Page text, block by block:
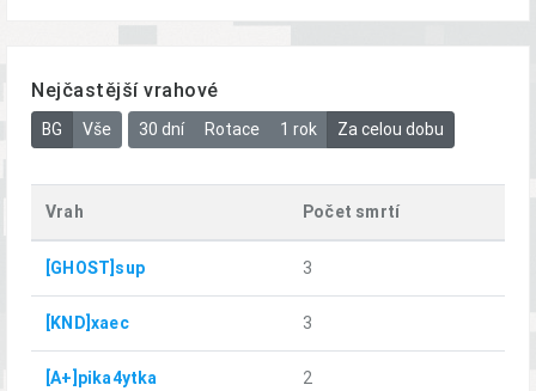
Nejčastější vrahové
BG Vše 30 dní Rotace 1 rok Za celou dobu
Vrah Počet smrtí
[GHOST]sup 3
[KND]xaec 3
[A+]pika4ytka 2